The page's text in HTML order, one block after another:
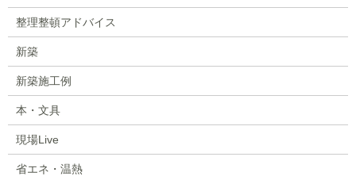
整理整頓アドバイス
新築
新築施工例
本・文具
現場Live
省エネ・温熱